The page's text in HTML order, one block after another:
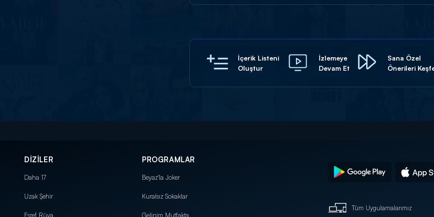
İçerik Listeni
Oluştur
İzlemeye
Devam Et
Sana Özel
Önerileri
DİZİLER
Daha 17
Uzak Şehir
Eşref Rüya
PROGRAMLAR
Beyaz'la Joker
Kuralsız Sokaklar
Gelinim Mutfakta
Tüm Uygulamalarımız